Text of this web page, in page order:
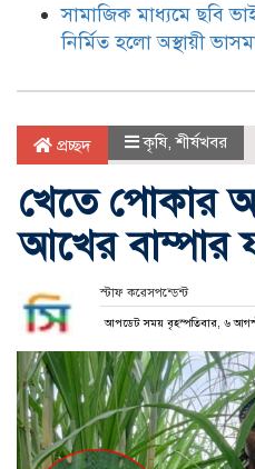
সামাজিক মাধ্যমে ছবি
নির্মিত হলো অস্থায়ী
প্রচ্ছদ কৃষি,শীর্ষখবর
খেতে পোকার
আখের বাম্পার
স্টাফ করেসপন্ডেন্ট
আপডেট সময় বৃহস্পতিবার, ৬